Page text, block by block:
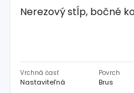
Nerezový stĺp, bočné
Vrchná časť
Nastaviteľná
Povrch
Brus